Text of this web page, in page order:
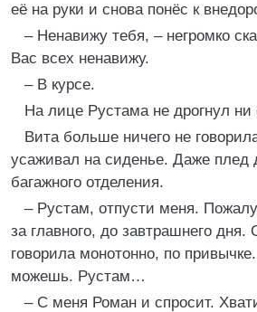
её на руки и снова понёс к
– Ненавижу тебя, – негромко
Вас всех ненавижу.
– В курсе.
На лице Рустама не дрогнул ни
Вита больше ничего не
усаживал на сиденье. Даже плед
багажного отделения.
– Рустам, отпусти меня.
за главного, до завтрашнего дня.
говорила монотонно, по
можешь. Рустам…
– С меня Роман и спросит.